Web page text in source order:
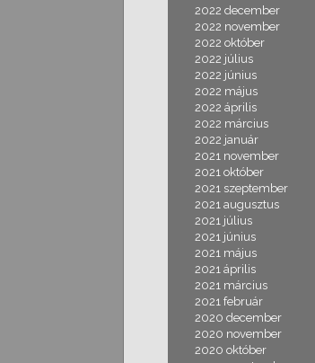
2022 december
2022 november
2022 október
2022 július
2022 június
2022 május
2022 április
2022 március
2022 január
2021 november
2021 október
2021 szeptember
2021 augusztus
2021 július
2021 június
2021 május
2021 április
2021 március
2021 február
2020 december
2020 november
2020 október